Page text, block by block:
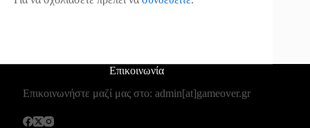
Επικοινωνία
Επικοινωνήστε μαζί μας στο: admin[at]gameover.gr